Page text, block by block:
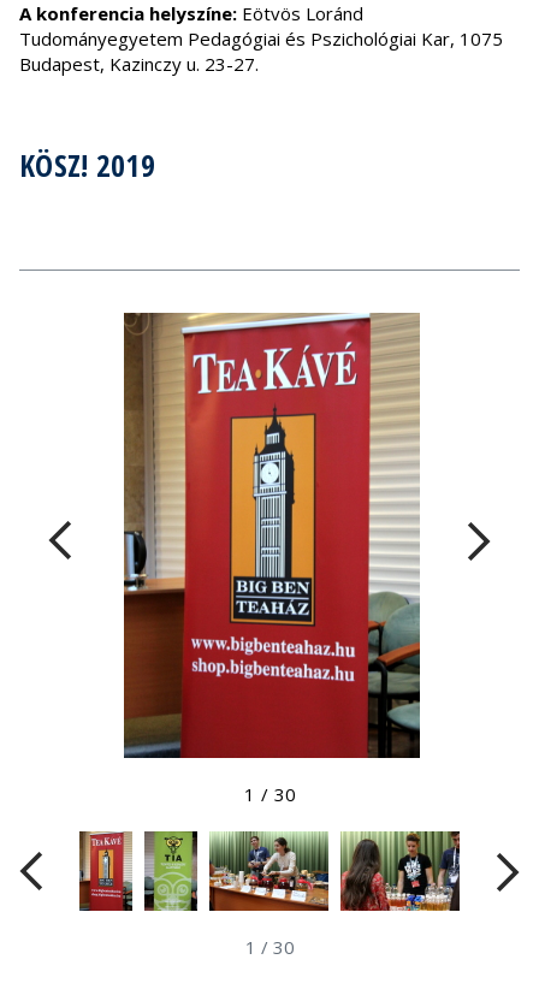
A konferencia helyszíne: Eötvös Loránd
Tudományegyetem Pedagógiai és Pszichológiai Kar, 1075
Budapest, Kazinczy u. 23-27.
KÖSZ! 2019
1 / 30
1 / 30